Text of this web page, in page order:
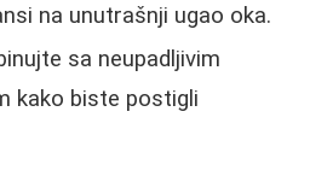
na unutrašnji ugao oka.
sa neupadljivim
kako biste postigli